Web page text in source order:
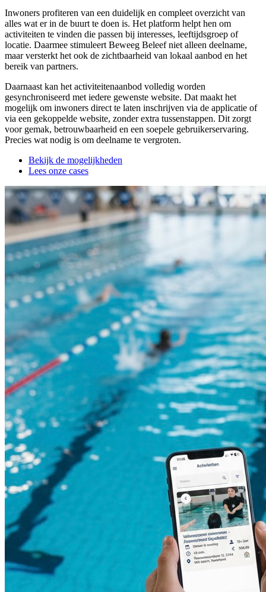
Inwoners profiteren van een duidelijk en compleet overzicht van
alles wat er in de buurt te doen is. Het platform helpt hen om
activiteiten te vinden die passen bij interesses, leeftijdsgroep of
locatie. Daarmee stimuleert Beweeg Beleef niet alleen deelname,
maar versterkt het ook de zichtbaarheid van lokaal aanbod en het
bereik van partners.
Daarnaast kan het activiteitenaanbod volledig worden
gesynchroniseerd met iedere gewenste website. Dat maakt het
mogelijk om inwoners direct te laten inschrijven via de applicatie of
via een gekoppelde website, zonder extra tussenstappen. Dit zorgt
voor gemak, betrouwbaarheid en een soepele gebruikerservaring.
Precies wat nodig is om deelname te vergroten.
Bekijk de mogelijkheden
Lees onze cases